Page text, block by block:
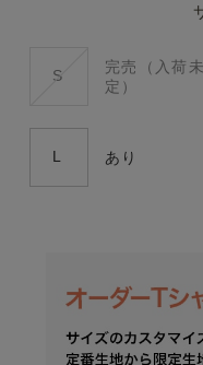
S
完売（入荷未
定）
L あり